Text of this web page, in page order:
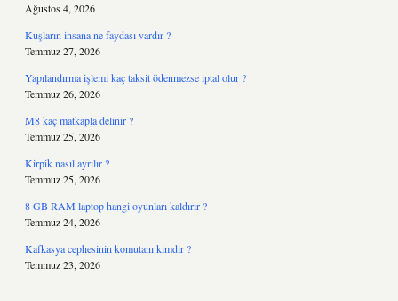
Ağustos 4, 2026
Kuşların insana ne faydası vardır ?
Temmuz 27, 2026
Yapılandırma işlemi kaç taksit ödenmezse iptal olur ?
Temmuz 26, 2026
M8 kaç matkapla delinir ?
Temmuz 25, 2026
Kirpik nasıl ayrılır ?
Temmuz 25, 2026
8 GB RAM laptop hangi oyunları kaldırır ?
Temmuz 24, 2026
Kafkasya cephesinin komutanı kimdir ?
Temmuz 23, 2026